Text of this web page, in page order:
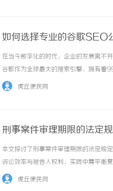
如何选择专业的谷歌SEO
在当今数字化的时代，企业的发展离不
谷歌作为全球最大的搜索引擎，拥有着
至关重要。本文将全面探讨如何选择适
虎丘便民网
刑事案件审理期限的法定
本文探讨了刑事案件审理期限的法定规
诉讼效率与被告人权利，实践中需平衡
虎丘便民网